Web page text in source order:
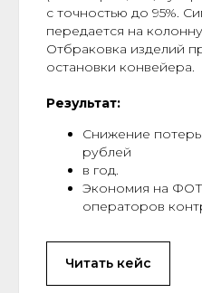
с точностью до 95%.
передается на
Отбраковка изделий
остановки конвейера.
Результат:
Снижение
рублей
в год.
Экономия на ФОТ
операторов
Читать кейс